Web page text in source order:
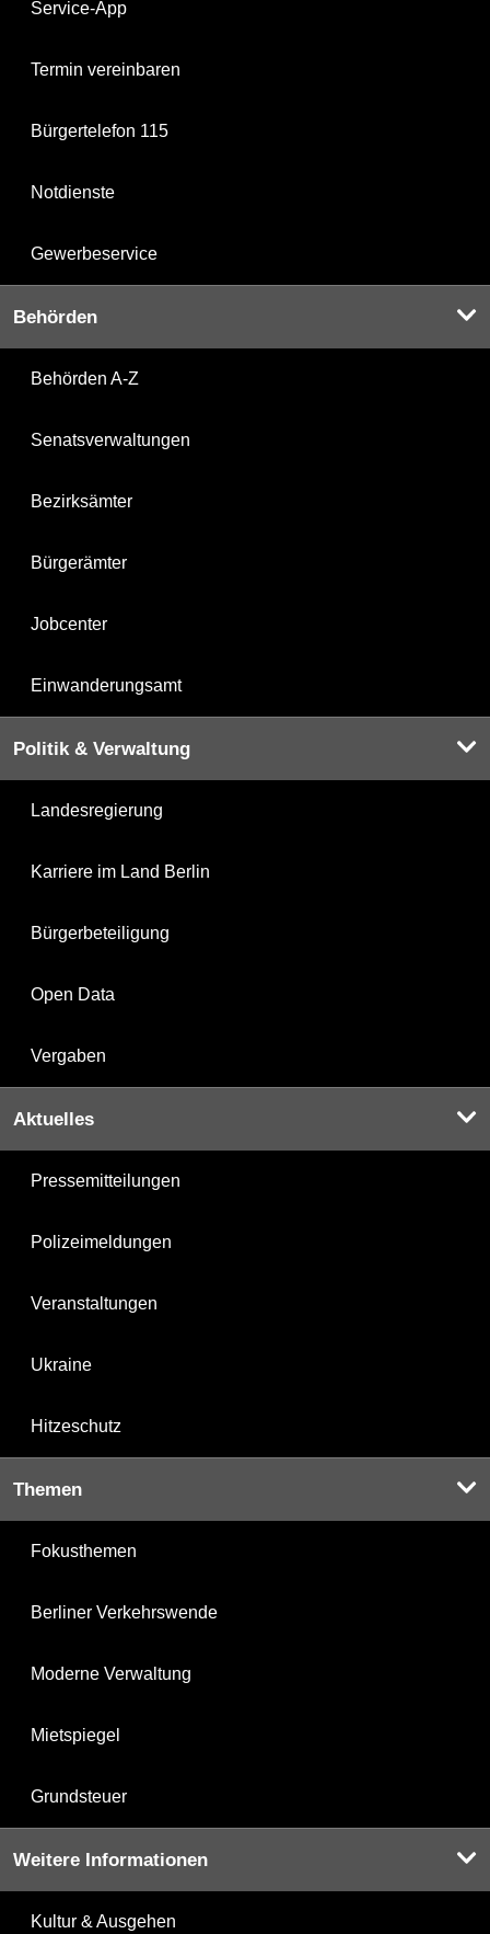
Service-App
Termin vereinbaren
Bürgertelefon 115
Notdienste
Gewerbeservice
Behörden
Behörden A-Z
Senatsverwaltungen
Bezirksämter
Bürgerämter
Jobcenter
Einwanderungsamt
Politik & Verwaltung
Landesregierung
Karriere im Land Berlin
Bürgerbeteiligung
Open Data
Vergaben
Aktuelles
Pressemitteilungen
Polizeimeldungen
Veranstaltungen
Ukraine
Hitzeschutz
Themen
Fokusthemen
Berliner Verkehrswende
Moderne Verwaltung
Mietspiegel
Grundsteuer
Weitere Informationen
Kultur & Ausgehen